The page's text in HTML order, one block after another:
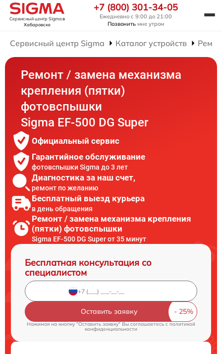
Сервисный центр Sigmaв
Хабаровске
+7 (800) 301-34-05
Ежедневно с 9:00 до 21:00
Позвонить мне утром
Сервисный центр Sigma Каталог устройств
Ремонт / замена механизма
крепления (пятки)
фотовспышки
Sigma EF-500 DG Super
Официальный сервис
Гарантийное обслуживание
фотовспышки Sigma до 3 лет
Диагностика за наш счет,
ремонт по желанию
Бесплатный выезд курьера
в день обращения
Ремонт / замена механизма крепления
(пятки) фотовспышки
Sigma EF-500 DG Super от 35 минут
Бесплатная консультация со
специалистом
Оставить заявку
Нажимая на кнопку "Оставить заявку" Вы соглашаетесь c политикой
конфиденциальности